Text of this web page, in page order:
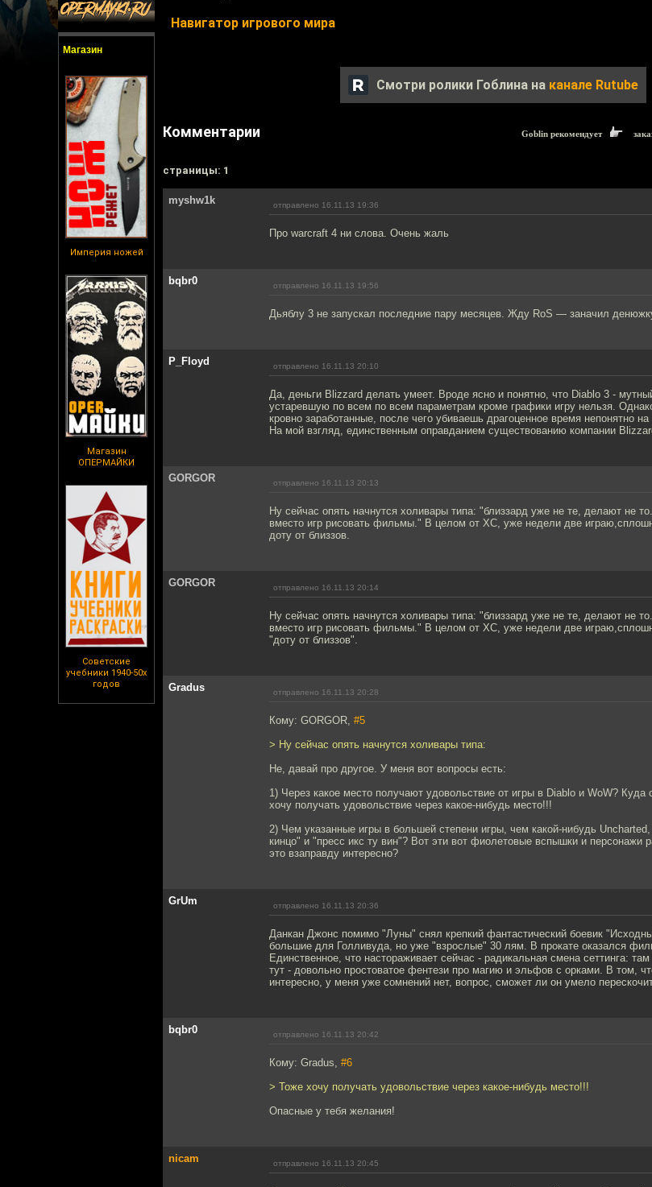
Магазин
Империя ножей
Магазин
ОПЕРМАЙКИ
Советские
учебники 1940-50х
годов
Навигатор игрового мира
Смотри ролики Гоблина на канале Rutube
Комментарии Goblin рекомендует
cтраницы: 1
myshw1k отправлено 16.11.13 19:36
Про warcraft 4 ни слова. Очень жаль
bqbr0 отправлено 16.11.13 19:56
Дьяблу 3 не запускал последние пару месяцев. Жду RoS — заначил
P_Floyd отправлено 16.11.13 20:10
Да, деньги Blizzard делать умеет. Вроде ясно и понятно, что Diablo 3 -
устаревшую по всем по всем параметрам кроме графики игру нельзя.
кровно заработанные, после чего убиваешь драгоценное время непонятно на
На мой взгляд, единственным оправданием существованию компании
GORGOR отправлено 16.11.13 20:13
Ну сейчас опять начнутся холивары типа: "близзард уже не те, делают не
вместо игр рисовать фильмы." В целом от ХС, уже недели две
доту от близзов.
GORGOR отправлено 16.11.13 20:14
Ну сейчас опять начнутся холивары типа: "близзард уже не те, делают не
вместо игр рисовать фильмы." В целом от ХС, уже недели две
"доту от близзов".
Gradus отправлено 16.11.13 20:28
Кому: GORGOR, #5
> Ну сейчас опять начнутся холивары типа:
Не, давай про другое. У меня вот вопросы есть:
1) Через какое место получают удовольствие от игры в Diablo и WoW?
хочу получать удовольствие через какое-нибудь место!!!
2) Чем указанные игры в большей степени игры, чем какой-нибудь
кинцо" и "пресс икс ту вин"? Вот эти вот фиолетовые вспышки и персонажи
это взаправду интересно?
GrUm отправлено 16.11.13 20:36
Данкан Джонс помимо "Луны" снял крепкий фантастический боевик
большие для Голливуда, но уже "взрослые" 30 лям. В прокате оказался
Единственное, что настораживает сейчас - радикальная смена сеттинга:
тут - довольно простоватое фентези про магию и эльфов с орками. В том,
интересно, у меня уже сомнений нет, вопрос, сможет ли он умело
bqbr0 отправлено 16.11.13 20:42
Кому: Gradus, #6
> Тоже хочу получать удовольствие через какое-нибудь место!!!
Опасные у тебя желания!
nicam отправлено 16.11.13 20:45